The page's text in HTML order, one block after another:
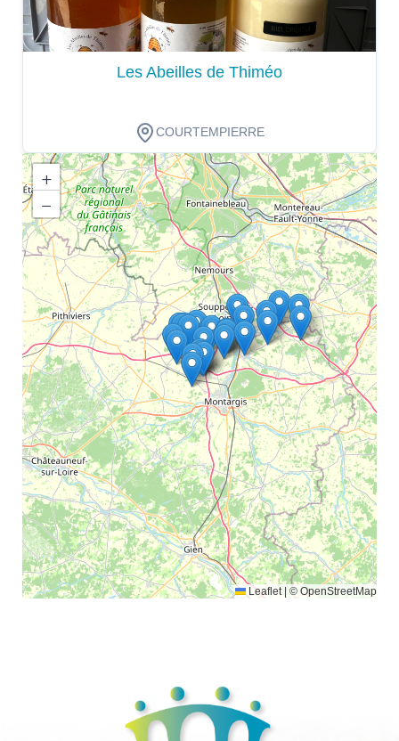
Les Abeilles de Thiméo
COURTEMPIERRE
Dégustation
+
−
Leaflet © OpenStreetMap